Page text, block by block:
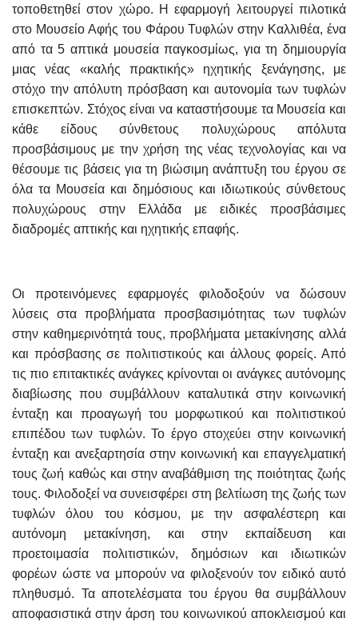
τοποθετηθεί στον χώρο. Η εφαρμογή λειτουργεί πιλοτικά
στο Μουσείο Αφής του Φάρου Τυφλών στην Καλλιθέα, ένα
από τα 5 απτικά μουσεία παγκοσμίως, για τη δημιουργία
μιας νέας «καλής πρακτικής» ηχητικής ξενάγησης, με
στόχο την απόλυτη πρόσβαση και αυτονομία των τυφλών
επισκεπτών. Στόχος είναι να καταστήσουμε τα Μουσεία και
κάθε είδους σύνθετους πολυχώρους απόλυτα
προσβάσιμους με την χρήση της νέας τεχνολογίας και να
θέσουμε τις βάσεις για τη βιώσιμη ανάπτυξη του έργου σε
όλα τα Μουσεία και δημόσιους και ιδιωτικούς σύνθετους
πολυχώρους στην Ελλάδα με ειδικές προσβάσιμες
διαδρομές απτικής και ηχητικής επαφής.
Οι προτεινόμενες εφαρμογές φιλοδοξούν να δώσουν
λύσεις στα προβλήματα προσβασιμότητας των τυφλών
στην καθημερινότητά τους, προβλήματα μετακίνησης αλλά
και πρόσβασης σε πολιτιστικούς και άλλους φορείς. Από
τις πιο επιτακτικές ανάγκες κρίνονται οι ανάγκες αυτόνομης
διαβίωσης που συμβάλλουν καταλυτικά στην κοινωνική
ένταξη και προαγωγή του μορφωτικού και πολιτιστικού
επιπέδου των τυφλών. Το έργο στοχεύει στην κοινωνική
ένταξη και ανεξαρτησία στην κοινωνική και επαγγελματική
τους ζωή καθώς και στην αναβάθμιση της ποιότητας ζωής
τους. Φιλοδοξεί να συνεισφέρει στη βελτίωση της ζωής των
τυφλών όλου του κόσμου, με την ασφαλέστερη και
αυτόνομη μετακίνηση, και στην εκπαίδευση και
προετοιμασία πολιτιστικών, δημόσιων και ιδιωτικών
φορέων ώστε να μπορούν να φιλοξενούν τον ειδικό αυτό
πληθυσμό. Τα αποτελέσματα του έργου θα συμβάλλουν
αποφασιστικά στην άρση του κοινωνικού αποκλεισμού και